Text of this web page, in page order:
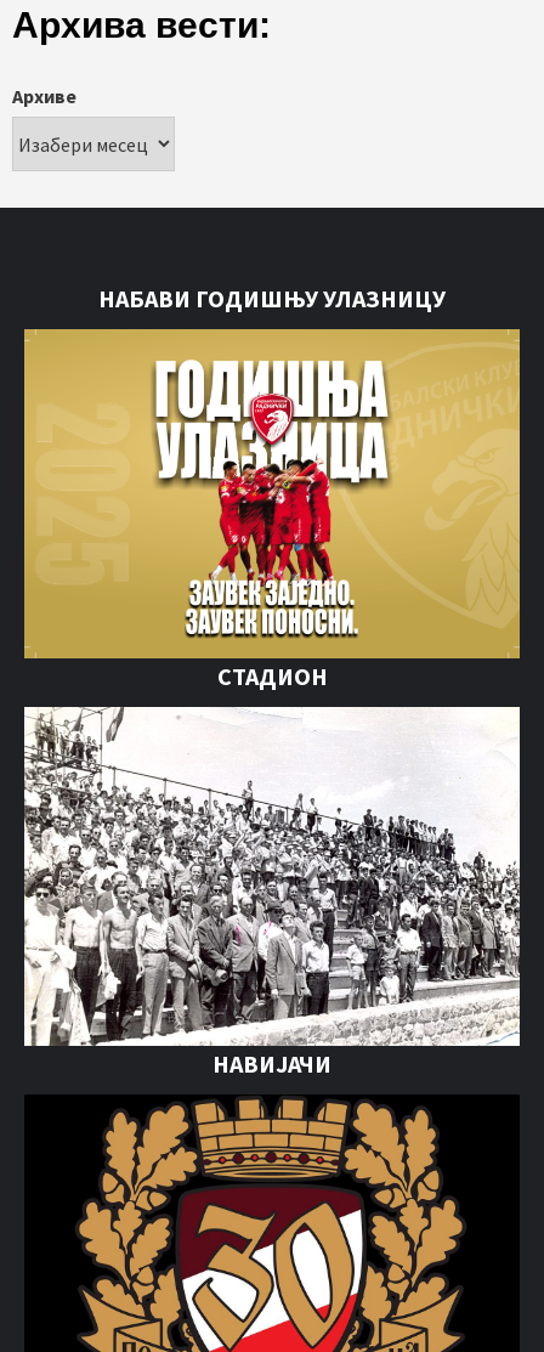
Архива вести:
Архиве
НАБАВИ ГОДИШЊУ УЛАЗНИЦУ
СТАДИОН
НАВИЈАЧИ